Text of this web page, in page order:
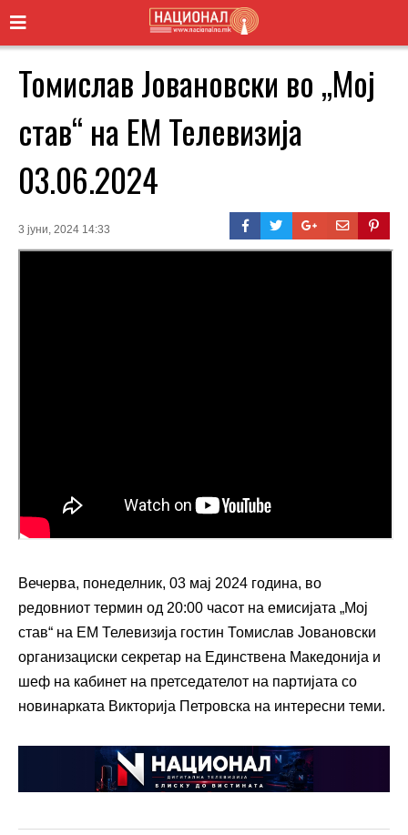
Томислав Јовановски во „Мој
став“ на ЕМ Телевизија
03.06.2024
3 јуни, 2024 14:33
Вечерва, понеделник, 03 мај 2024 година, во
редовниот термин од 20:00 часот на емисијата „Мој
став“ на ЕМ Телевизија гостин Томислав Јовановски
организациски секретар на Единствена Македонија и
шеф на кабинет на претседателот на партијата со
новинарката Викторија Петровска на интересни теми.